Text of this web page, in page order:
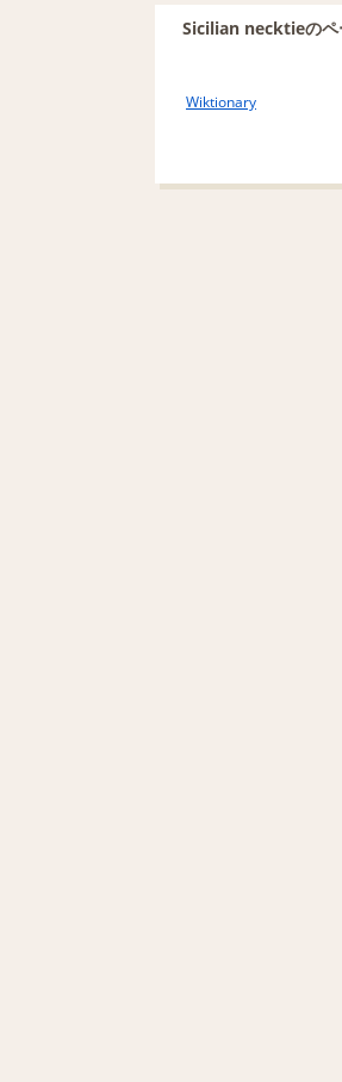
Sicilian necktieのペ
Wiktionary